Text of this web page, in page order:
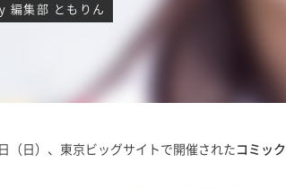
集部 ともりん
（日）、東京ビッグサイトで開催された コミッ